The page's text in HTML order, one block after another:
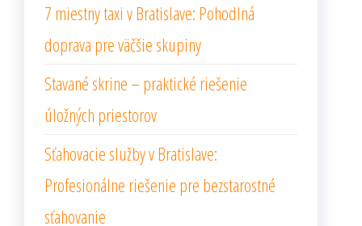
7 miestny taxi v Bratislave: Pohodlná
doprava pre väčšie skupiny
Stavané skrine – praktické riešenie
úložných priestorov
Sťahovacie služby v Bratislave:
Profesionálne riešenie pre bezstarostné
sťahovanie